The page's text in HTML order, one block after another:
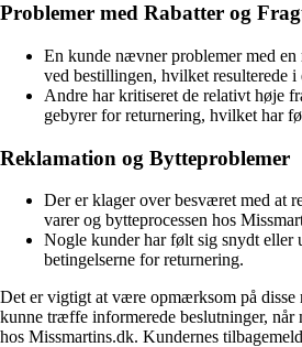
Problemer med Rabatter og
En kunde nævner problemer med
ved bestillingen, hvilket resulterede i
Andre har kritiseret de relativt høje
gebyrer for returnering, hvilket har
Reklamation og Bytteproblemer
Der er klager over besværet med at
varer og bytteprocessen hos
Nogle kunder har følt sig snydt eller
betingelserne for returnering.
Det er vigtigt at være opmærksom på disse
kunne træffe informerede beslutninger, når
hos Missmartins.dk. Kundernes